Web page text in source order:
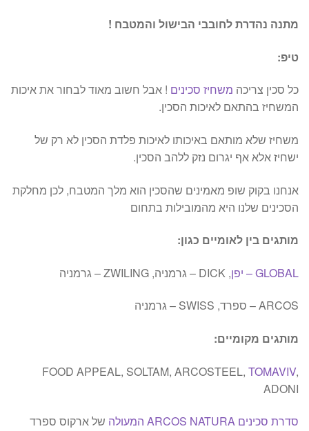
מתנה נהדרת לחובבי הבישול והמטבח !
טיפ:
כל סכין צריכה משחיז סכינים ! אבל חשוב מאוד לבחור את איכות
המשחיז בהתאם לאיכות הסכין.
משחיז שלא מותאם באיכותו לאיכות פלדת הסכין לא רק של
ישחיז אלא אף יגרום נזק ללהב הסכין.
אנחנו בקוק שופ מאמינים שהסכין הוא מלך המטבח, לכן מחלקת
הסכינים שלנו היא מהמובילות בתחום
מותגים בין לאומיים כגון:
GLOBAL – יפן , DICK – גרמניה, ZWILING – גרמניה
ARCOS – ספרד, SWISS – גרמניה
מותגים מקומיים:
FOOD APPEAL, SOLTAM, ARCOSTEEL, TOMAVIV,
ADONI
סדרת סכינים ARCOS NATURA המעולה
של ארקוס ספרד